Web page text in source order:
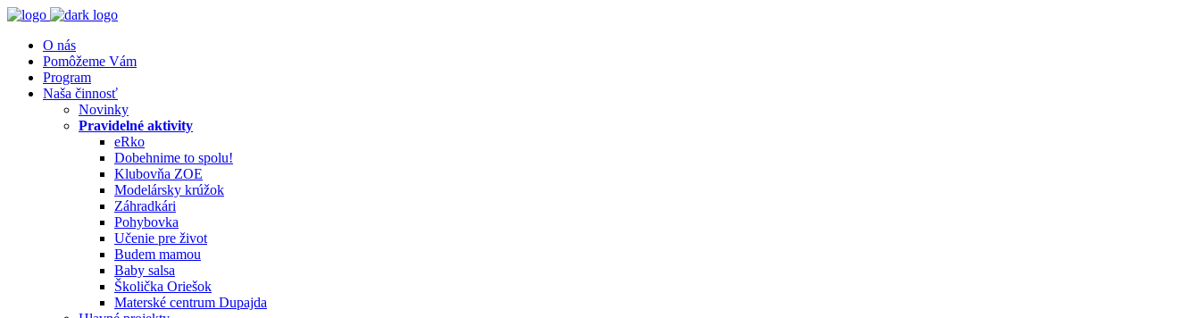
O nás
Pomôžeme Vám
Program
Naša činnosť
Novinky
Pravidelné aktivity
eRko
Dobehnime to spolu!
Klubovňa ZOE
Modelársky krúžok
Záhradkári
Pohybovka
Učenie pre život
Budem mamou
Baby salsa
Školička Oriešok
Materské centrum Dupajda